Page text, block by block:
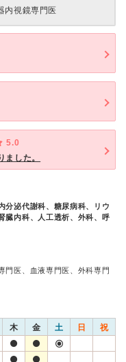
内視鏡専門医
5.0
した。
分泌代謝科、糖尿病科、リウ
臓内科、人工透析、外科、呼
門医、血液専門医、外科専門
木 金 土 日 祝